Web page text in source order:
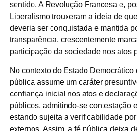
sentido, A Revolução Francesa e,
Liberalismo trouxeram a ideia de
deveria ser conquistada e mantida
transparência, crescentemente
participação da sociedade nos atos
No contexto do Estado Democrático
pública assume um caráter
confiança inicial nos atos e
públicos, admitindo-se contestação
estando sujeita a verificabilidade
externos. Assim, a fé pública deixa